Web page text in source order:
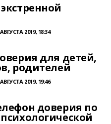
2019, 18:34
для детей,
родителей
2019, 19:46
доверия по